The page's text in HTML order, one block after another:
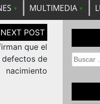
MULTIMEDIA
que el
de
nacimiento
Buscar: